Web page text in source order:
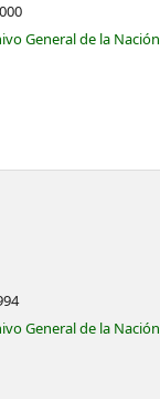
General de la Nación
General de la Nación